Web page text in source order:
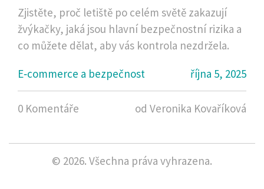
Zjistěte, proč letiště po celém světě zakazují
žvýkačky, jaká jsou hlavní bezpečnostní rizika a
co můžete dělat, aby vás kontrola nezdržela.
E‑commerce a bezpečnost
října 5, 2025
0 Komentáře od Veronika Kovaříková
© 2026. Všechna práva vyhrazena.